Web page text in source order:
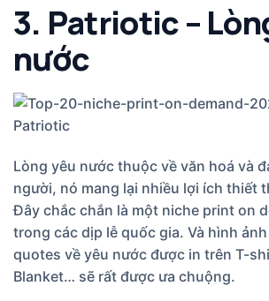
3. Patriotic –
nước
Lòng yêu nước thuộc về văn hoá và
người, nó mang lại nhiều lợi ích thiết
Đây chắc chắn là một niche print on
trong các dịp lễ quốc gia. Và hình
quotes về yêu nước được in trên T-
Blanket… sẽ rất được ưa chuộng.